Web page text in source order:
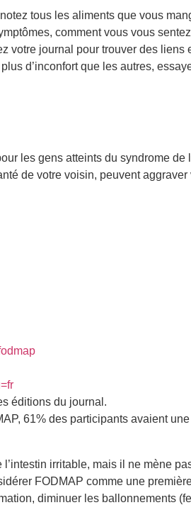
tous les aliments que vous
comment vous vous
votre journal pour trouver des liens
d’inconfort que les autres,
les gens atteints du syndrome de
de votre voisin, peuvent aggraver
éditions du journal.
61% des participants avaient
irritable, mais il ne mène
FODMAP comme une
diminuer les ballonnements